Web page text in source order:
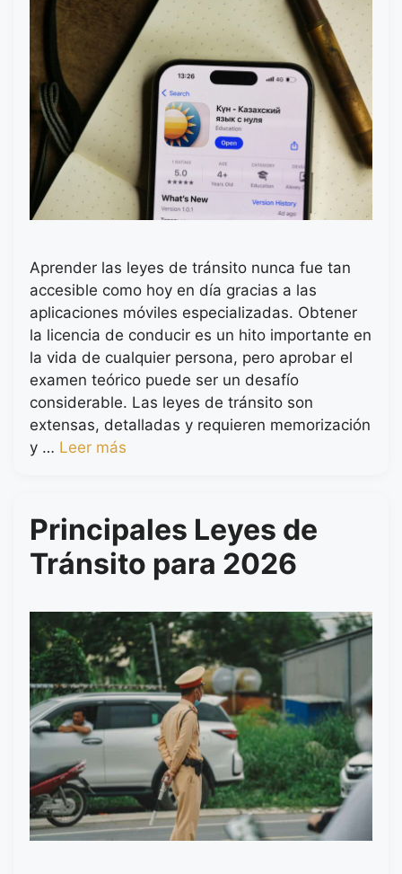
Aprender las leyes de tránsito nunca fue tan
accesible como hoy en día gracias a las
aplicaciones móviles especializadas. Obtener
la licencia de conducir es un hito importante en
la vida de cualquier persona, pero aprobar el
examen teórico puede ser un desafío
considerable. Las leyes de tránsito son
extensas, detalladas y requieren memorización
y … Leer más
Principales Leyes de
Tránsito para 2026